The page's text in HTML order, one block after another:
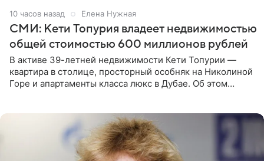
10 часов назад Елена Нужная
СМИ: Кети Топурия владеет недвижимостью
общей стоимостью 600 миллионов рублей
В активе 39-летней недвижимости Кети Топурии —
квартира в столице, просторный особняк на Николиной
Горе и апартаменты класса люкс в Дубае. Об этом